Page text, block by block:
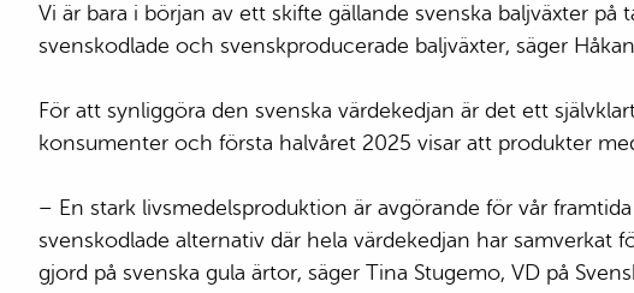
Vi är bara i början av ett skifte gällande svenska baljväxter
svenskodlade och svenskproducerade baljväxter, säger
För att synliggöra den svenska värdekedjan är det ett
konsumenter och första halvåret 2025 visar att produkter
– En stark livsmedelsproduktion är avgörande för vår
svenskodlade alternativ där hela värdekedjan har
gjord på svenska gula ärtor, säger Tina Stugemo, VD på